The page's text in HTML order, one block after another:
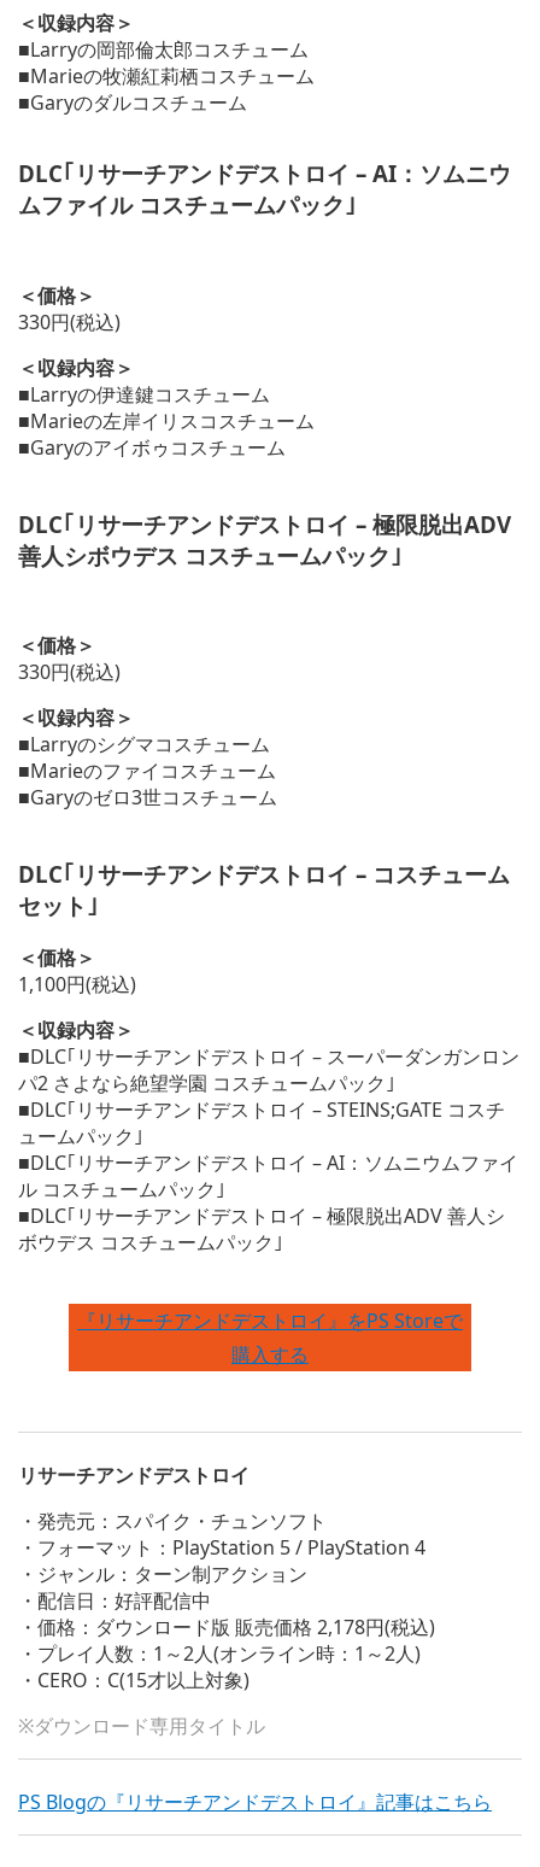
＜収録内容＞
■Larryの岡部倫太郎コスチューム
■Marieの牧瀬紅莉栖コスチューム
■Garyのダルコスチューム
DLC｢リサーチアンドデストロイ – AI：ソムニウ
ムファイル コスチュームパック｣
＜価格＞
330円(税込)
＜収録内容＞
■Larryの伊達鍵コスチューム
■Marieの左岸イリスコスチューム
■Garyのアイボゥコスチューム
DLC｢リサーチアンドデストロイ – 極限脱出ADV
善人シボウデス コスチュームパック｣
＜価格＞
330円(税込)
＜収録内容＞
■Larryのシグマコスチューム
■Marieのファイコスチューム
■Garyのゼロ3世コスチューム
DLC｢リサーチアンドデストロイ – コスチューム
セット｣
＜価格＞
1,100円(税込)
＜収録内容＞
■DLC｢リサーチアンドデストロイ – スーパーダンガンロン
パ2 さよなら絶望学園 コスチュームパック｣
■DLC｢リサーチアンドデストロイ – STEINS;GATE コスチ
ュームパック｣
■DLC｢リサーチアンドデストロイ – AI：ソムニウムファイ
ル コスチュームパック｣
■DLC｢リサーチアンドデストロイ – 極限脱出ADV 善人シ
ボウデス コスチュームパック｣
『リサーチアンドデストロイ』をPS Storeで
購入する
リサーチアンドデストロイ
・発売元：スパイク・チュンソフト
・フォーマット：PlayStation 5 / PlayStation 4
・ジャンル：ターン制アクション
・配信日：好評配信中
・価格：ダウンロード版 販売価格 2,178円(税込)
・プレイ人数：1～2人(オンライン時：1～2人)
・CERO：C(15才以上対象)
※ダウンロード専用タイトル
PS Blogの『リサーチアンドデストロイ』記事はこちら